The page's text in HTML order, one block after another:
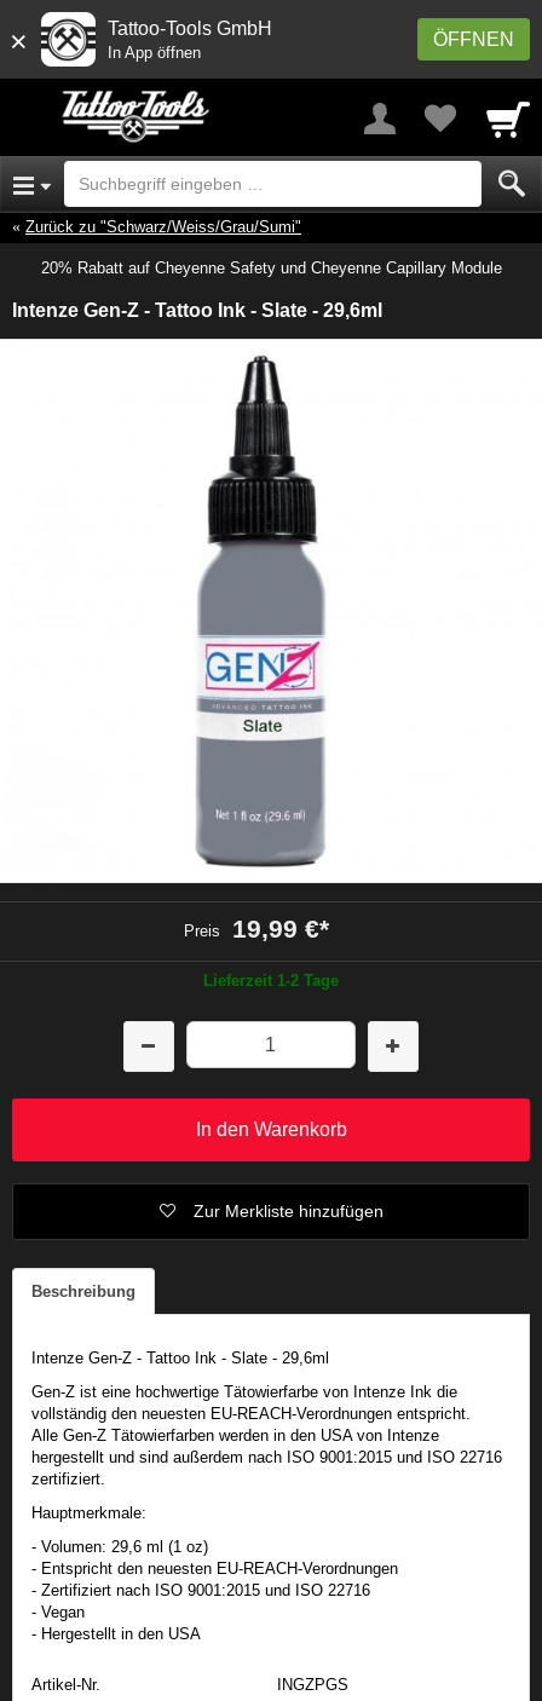
× ÖFFNEN
Tattoo-Tools GmbH
In App öffnen
Zurück zu "Schwarz/Weiss/Grau/Sumi"
20% Rabatt auf Cheyenne Safety und Cheyenne Capillary Module
Intenze Gen-Z - Tattoo Ink - Slate - 29,6ml
Preis 19,99 €*
Lieferzeit 1-2 Tage
In den Warenkorb
Zur Merkliste hinzufügen
Beschreibung
Intenze Gen-Z - Tattoo Ink - Slate - 29,6ml
Gen-Z ist eine hochwertige Tätowierfarbe von Intenze Ink die
vollständig den neuesten EU-REACH-Verordnungen entspricht.
Alle Gen-Z Tätowierfarben werden in den USA von Intenze
hergestellt und sind außerdem nach ISO 9001:2015 und ISO 22716
zertifiziert.
Hauptmerkmale:
- Volumen: 29,6 ml (1 oz)
- Entspricht den neuesten EU-REACH-Verordnungen
- Zertifiziert nach ISO 9001:2015 und ISO 22716
- Vegan
- Hergestellt in den USA
Artikel-Nr.
INGZPGS